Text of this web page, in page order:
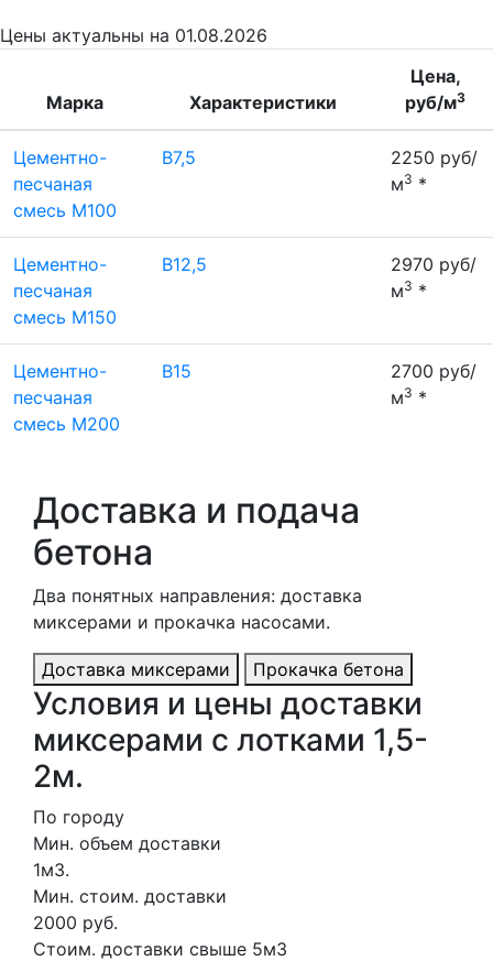
Цены актуальны на 01.08.2026
Марка Характеристики
Цена,
руб/м3
Цементно-
песчаная
смесь М100
В7,5
2250 руб/
м3 *
Цементно-
песчаная
смесь М150
В12,5
2970 руб/
м3 *
Цементно-
песчаная
смесь М200
В15
2700 руб/
м3 *
Доставка и подача
бетона
Два понятных направления: доставка
миксерами и прокачка насосами.
Доставка миксерами Прокачка бетона
Условия и цены доставки
миксерами с лотками 1,5-
2м.
По городу
Мин. объем доставки
1м3.
Мин. стоим. доставки
2000 руб.
Стоим. доставки свыше 5м3